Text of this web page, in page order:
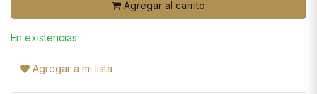
Agregar al carrito
En existencias
Agregar a mi lista